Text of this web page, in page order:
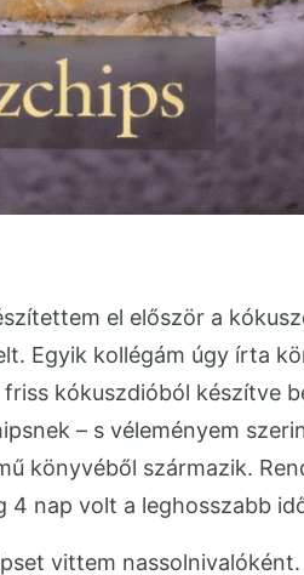
el először a
Egyik kollégám úgy írta
kókuszdióból készítve
– s véleményem
könyvéből származik.
4 nap volt a leghosszabb
vittem